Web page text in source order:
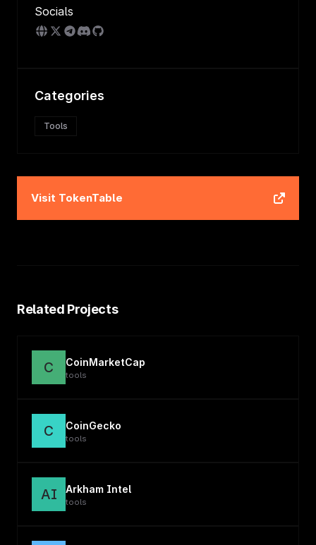
Socials
Categories
Tools
Visit TokenTable
Related Projects
C CoinMarketCap
tools
C CoinGecko
tools
AI Arkham Intel
tools